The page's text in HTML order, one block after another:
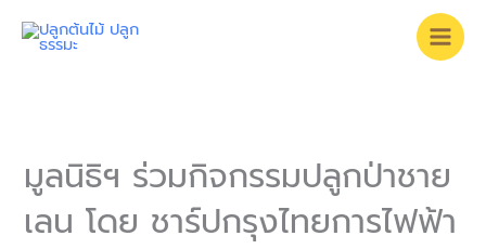
มูลนิธิฯ ร่วมกิจกรรมปลูกป่าชาย
เลน โดย ชาร์ปกรุงไทยการไฟฟ้า